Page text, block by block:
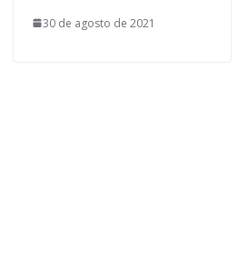
30 de agosto de 2021